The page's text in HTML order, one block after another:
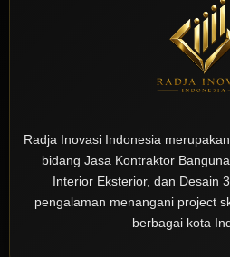
Radja Inovasi Indonesia
bidang Jasa Kontraktor
Interior Eksterior, dan Desain
pengalaman menangani project
berbagai kota